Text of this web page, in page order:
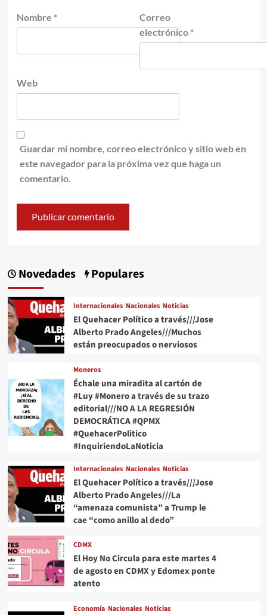
Nombre *
Correo
electrónico *
Web
Guardar mi nombre, correo electrónico y sitio web en
este navegador para la próxima vez que haga un
comentario.
Novedades Populares
Internacionales Nacionales Noticias
El Quehacer Político a través///Jose
Alberto Prado Angeles///Muchos
están preocupados o nerviosos
Moneros
Échale una miradita al cartón de
#Luy #Monero a través de su trazo
editorial///NO A LA REGRESIÓN
DEMOCRÁTICA #QPMX
#QuehacerPolitico
#InquiriendoLaNoticia
Internacionales Nacionales Noticias
El Quehacer Político a través///Jose
Alberto Prado Angeles///La
“amenaza comunista” a Trump le
cae “como anillo al dedo”
CDMX
El Hoy No Circula para este martes 4
de agosto en CDMX y Edomex ponte
atento
Economía Nacionales Noticias